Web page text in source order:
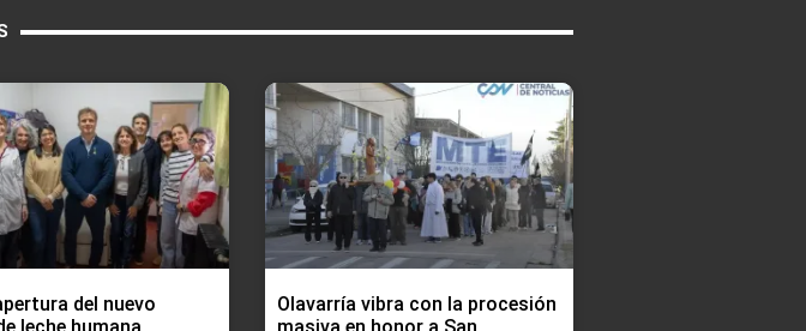
del nuevo
leche humana,
Olavarría vibra con la procesión
masiva en honor a San